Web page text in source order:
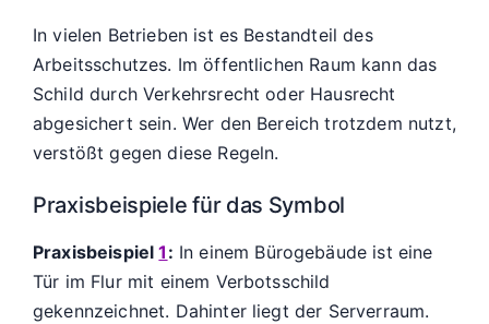
In vielen Betrieben ist es Bestandteil des
Arbeitsschutzes. Im öffentlichen Raum kann das
Schild durch Verkehrsrecht oder Hausrecht
abgesichert sein. Wer den Bereich trotzdem nutzt,
verstößt gegen diese Regeln.
Praxisbeispiele für das Symbol
Praxisbeispiel1 : In einem Bürogebäude ist eine
Tür im Flur mit einem Verbotsschild
gekennzeichnet. Dahinter liegt der Serverraum.